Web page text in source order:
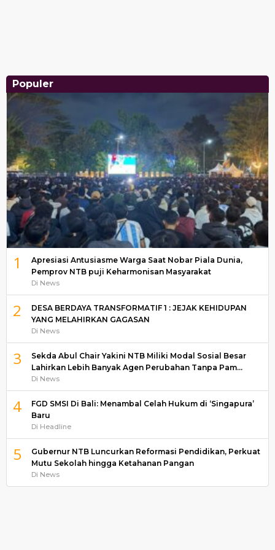
Populer
1
Apresiasi Antusiasme Warga Saat Nobar Piala Dunia,
Pemprov NTB puji Keharmonisan Masyarakat
Di News
2
DESA BERDAYA TRANSFORMATIF 1 : JEJAK KEHIDUPAN
YANG MELAHIRKAN GAGASAN
Di News
3
Sekda Abul Chair Yakini NTB Miliki Modal Sosial Besar
Lahirkan Lebih Banyak Agen Perubahan Tanpa Pam…
Di News
4
FGD SMSI Di Bali: Menambal Celah Hukum di ‘Singapura’
Baru
Di Headline
5
Gubernur NTB Luncurkan Reformasi Pendidikan, Perkuat
Mutu Sekolah hingga Ketahanan Pangan
Di News